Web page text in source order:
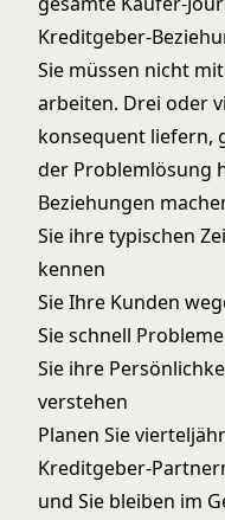
Kreditgeber-
Sie müssen nicht
arbeiten. Drei oder
konsequent liefern,
der Problemlösung
Beziehungen
Sie ihre typischen
kennen
Sie Ihre Kunden
Sie schnell
Sie ihre
verstehen
Planen Sie
Kreditgeber-
und Sie bleiben im